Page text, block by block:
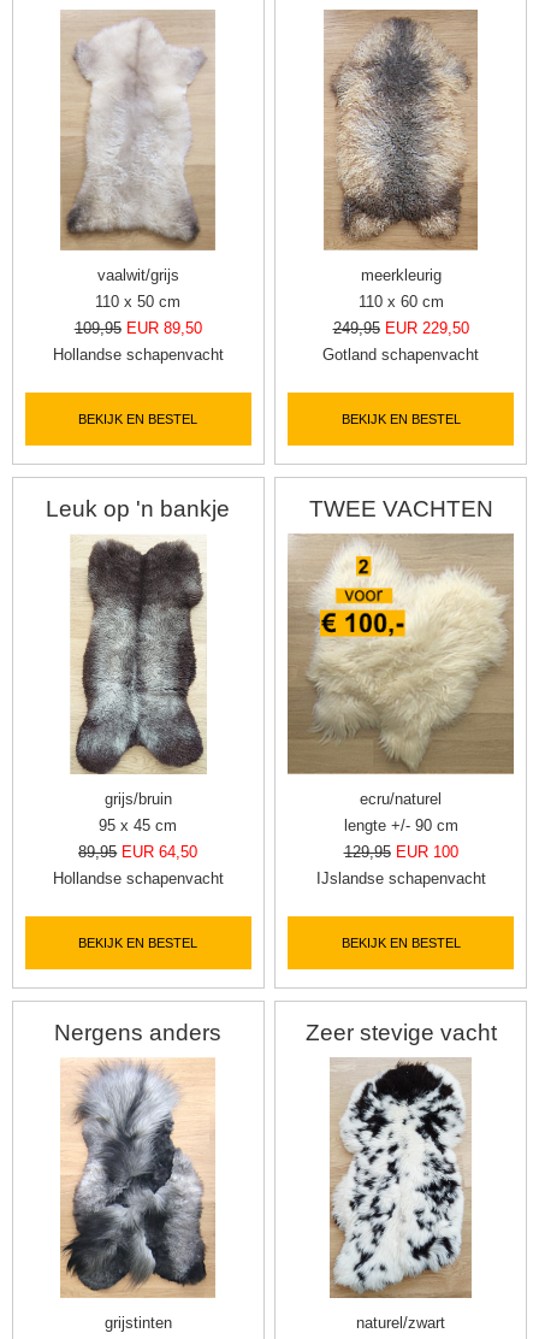
vaalwit/grijs
110 x 50 cm
109,95 EUR 89,50
Hollandse schapenvacht
BEKIJK EN BESTEL
meerkleurig
110 x 60 cm
249,95 EUR 229,50
Gotland schapenvacht
BEKIJK EN BESTEL
Leuk op 'n bankje
grijs/bruin
95 x 45 cm
89,95 EUR 64,50
Hollandse schapenvacht
BEKIJK EN BESTEL
TWEE VACHTEN
ecru/naturel
lengte +/- 90 cm
129,95 EUR 100
IJslandse schapenvacht
BEKIJK EN BESTEL
Nergens anders
grijstinten
Zeer stevige vacht
naturel/zwart